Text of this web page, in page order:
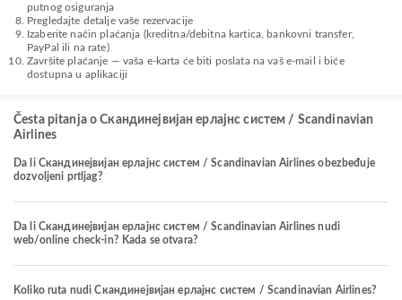
putnog osiguranja
Pregledajte detalje vaše rezervacije
Izaberite način plaćanja (kreditna/debitna kartica, bankovni transfer,
PayPal ili na rate)
Završite plaćanje — vaša e-karta će biti poslata na vaš e-mail i biće
dostupna u aplikaciji
Česta pitanja o Скандинејвијан ерлајнс систем / Scandinavian
Airlines
Da li Скандинејвијан ерлајнс систем / Scandinavian Airlines obezbeđuje
dozvoljeni prtljag?
Da li Скандинејвијан ерлајнс систем / Scandinavian Airlines nudi
web/online check-in? Kada se otvara?
Koliko ruta nudi Скандинејвијан ерлајнс систем / Scandinavian Airlines?